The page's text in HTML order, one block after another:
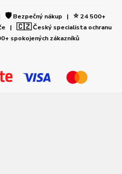
🛡️Bezpečný nákup | ⭐24 500+
| 🇨🇿Český specialista ochranu
spokojených zákazníků